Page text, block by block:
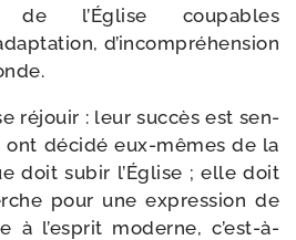
de l’Église cou­pables
d’in­com­pré­hen­sion
réjouir : leur suc­cès est sen­
ont déci­dé eux-​mêmes de la
doit subir l’Église ; elle doit
pour une expres­sion de
à l’esprit moderne, c’est-à-